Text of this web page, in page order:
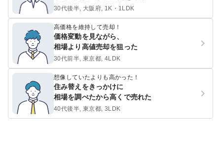
30代後半, 大阪府, 1K・1LDK
高価格を維持して売却！
価格変動を見ながら、
相場より高値売却を狙った
30代前半, 東京都, 4LDK
想像していたよりも高かった！
住み替えをきっかけに
相場を調べたから高くで売れた
40代後半, 東京都, 3LDK